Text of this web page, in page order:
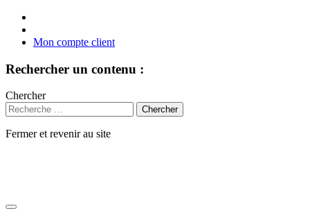
Mon compte client
Rechercher un contenu :
Chercher
Fermer et revenir au site